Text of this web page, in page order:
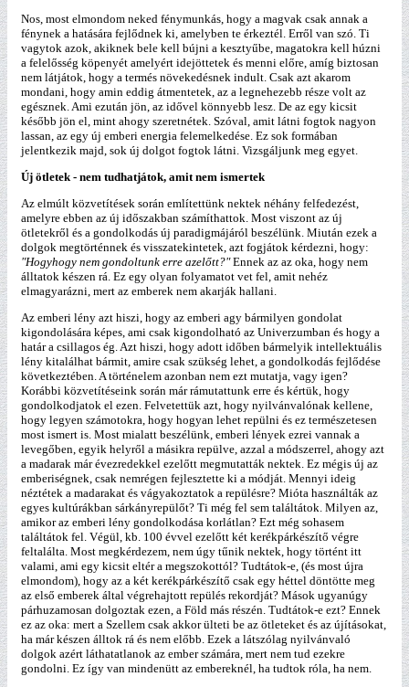
Nos, most elmondom neked fénymunkás, hogy a magvak csak annak a
fénynek a hatására fejlődnek ki, amelyben te érkeztél. Erről van szó. Ti
vagytok azok, akiknek bele kell bújni a kesztyűbe, magatokra kell húzni
a felelősség köpenyét amelyért idejöttetek és menni előre, amíg biztosan
nem látjátok, hogy a termés növekedésnek indult. Csak azt akarom
mondani, hogy amin eddig átmentetek, az a legnehezebb része volt az
egésznek. Ami ezután jön, az idővel könnyebb lesz. De az egy kicsit
később jön el, mint ahogy szeretnétek. Szóval, amit látni fogtok nagyon
lassan, az egy új emberi energia felemelkedése. Ez sok formában
jelentkezik majd, sok új dolgot fogtok látni. Vizsgáljunk meg egyet.
Új ötletek - nem tudhatjátok, amit nem ismertek
Az elmúlt közvetítések során említettünk nektek néhány felfedezést,
amelyre ebben az új időszakban számíthattok. Most viszont az új
ötletekről és a gondolkodás új paradigmájáról beszélünk. Miután ezek a
dolgok megtörténnek és visszatekintetek, azt fogjátok kérdezni, hogy:
"Hogyhogy nem gondoltunk erre azelőtt?"Ennek az az oka, hogy nem
álltatok készen rá. Ez egy olyan folyamatot vet fel, amit nehéz
elmagyarázni, mert az emberek nem akarják hallani.
Az emberi lény azt hiszi, hogy az emberi agy bármilyen gondolat
kigondolására képes, ami csak kigondolható az Univerzumban és hogy a
határ a csillagos ég. Azt hiszi, hogy adott időben bármelyik intellektuális
lény kitalálhat bármit, amire csak szükség lehet, a gondolkodás fejlődése
következtében. A történelem azonban nem ezt mutatja, vagy igen?
Korábbi közvetítéseink során már rámutattunk erre és kértük, hogy
gondolkodjatok el ezen. Felvetettük azt, hogy nyilvánvalónak kellene,
hogy legyen számotokra, hogy hogyan lehet repülni és ez természetesen
most ismert is. Most mialatt beszélünk, emberi lények ezrei vannak a
levegőben, egyik helyről a másikra repülve, azzal a módszerrel, ahogy azt
a madarak már évezredekkel ezelőtt megmutatták nektek. Ez mégis új az
emberiségnek, csak nemrégen fejlesztette ki a módját. Mennyi ideig
néztétek a madarakat és vágyakoztatok a repülésre? Mióta használták az
egyes kultúrákban sárkányrepülőt? Ti még fel sem találtátok. Milyen az,
amikor az emberi lény gondolkodása korlátlan? Ezt még sohasem
találtátok fel. Végül, kb. 100 évvel ezelőtt két kerékpárkészítő végre
feltalálta. Most megkérdezem, nem úgy tűnik nektek, hogy történt itt
valami, ami egy kicsit eltér a megszokottól? Tudtátok-e, (és most újra
elmondom), hogy az a két kerékpárkészítő csak egy héttel döntötte meg
az első emberek által végrehajtott repülés rekordját? Mások ugyanúgy
párhuzamosan dolgoztak ezen, a Föld más részén. Tudtátok-e ezt? Ennek
ez az oka: mert a Szellem csak akkor ülteti be az ötleteket és az újításokat,
ha már készen álltok rá és nem előbb. Ezek a látszólag nyilvánvaló
dolgok azért láthatatlanok az ember számára, mert nem tud ezekre
gondolni. Ez így van mindenütt az embereknél, ha tudtok róla, ha nem.